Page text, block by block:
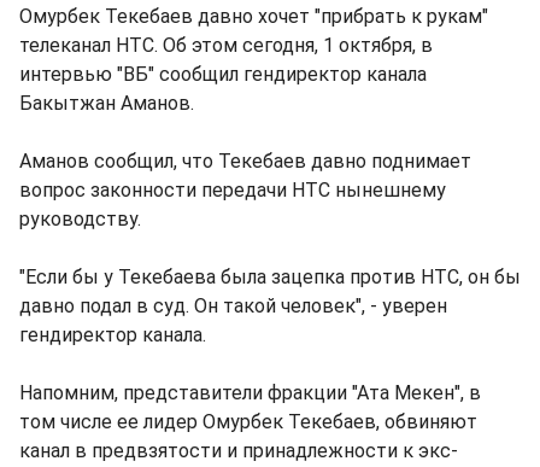
Омурбек Текебаев давно хочет "прибрать к рукам"
телеканал НТС. Об этом сегодня, 1 октября, в
интервью "ВБ" сообщил гендиректор канала
Бакытжан Аманов.
Аманов сообщил, что Текебаев давно поднимает
вопрос законности передачи НТС нынешнему
руководству.
"Если бы у Текебаева была зацепка против НТС, он бы
давно подал в суд. Он такой человек", - уверен
гендиректор канала.
Напомним, представители фракции "Ата Мекен", в
том числе ее лидер Омурбек Текебаев, обвиняют
канал в предвзятости и принадлежности к экс-